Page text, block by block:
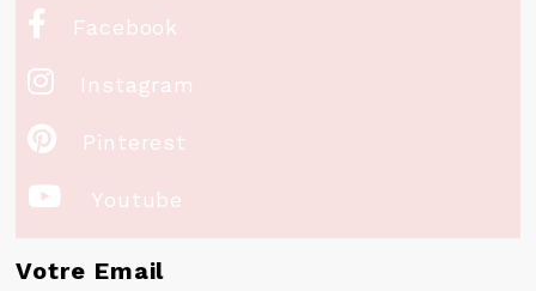
 Facebook
 Instagram
 Pinterest
 Youtube
Votre Email